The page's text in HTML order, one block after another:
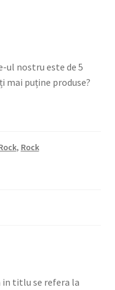
ul nostru este de 5
mai puține produse?
, Rock
in titlu se refera la